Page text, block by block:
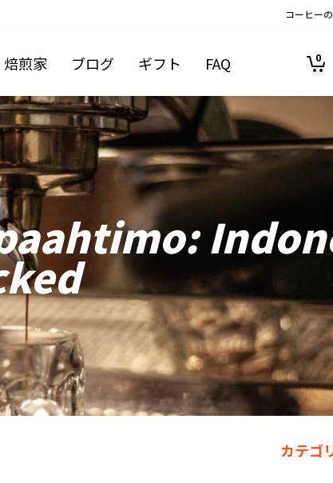
コーヒー
焙煎家 ブログ ギフト FAQ 0
カテゴ